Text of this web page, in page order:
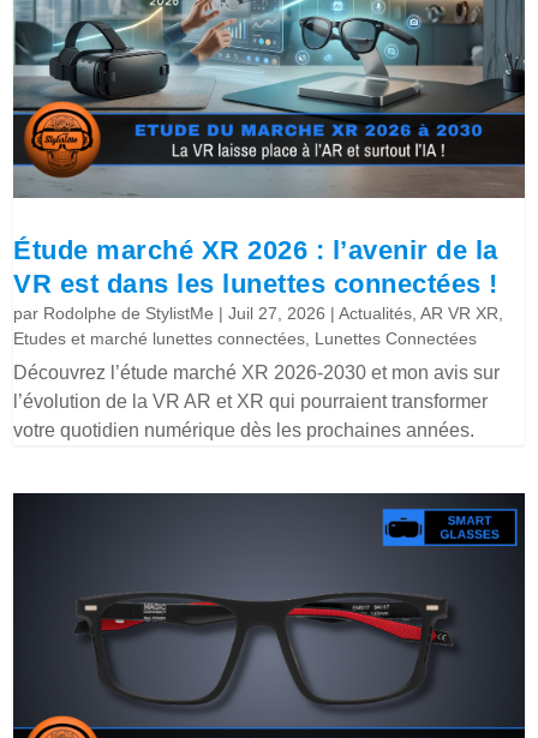
Étude marché XR 2026 : l’avenir de la
VR est dans les lunettes connectées !
par Rodolphe de StylistMe |Juil 27, 2026 |Actualités ,AR VR XR
Etudes et marché lunettes connectées Lunettes Connectées
Découvrez l’étude marché XR 2026-2030 et mon avis sur
l’évolution de la VR AR et XR qui pourraient transformer
votre quotidien numérique dès les prochaines années.